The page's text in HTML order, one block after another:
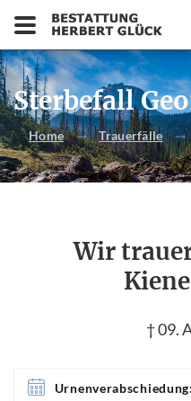
Sterbefall
Home Trauerfälle
Wir
† 09.
Urnenverabschiedung: